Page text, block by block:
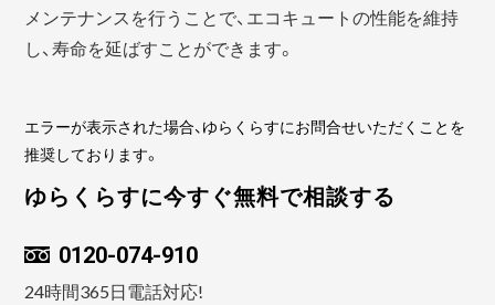
メンテナンスを行うことで、エコキュートの性能を維持
し、寿命を延ばすことができます。
エラーが表示された場合、ゆらくらすにお問合せいただくことを
推奨しております。
ゆらくらすに今すぐ無料で相談する
0120-074-910
24時間365日電話対応!